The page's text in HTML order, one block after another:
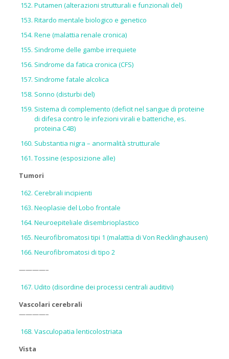
Putamen (alterazioni strutturali e funzionali del)
Ritardo mentale biologico e genetico
Rene (malattia renale cronica)
Sindrome delle gambe irrequiete
Sindrome da fatica cronica (CFS)
Sindrome fatale alcolica
Sonno (disturbi del)
Sistema di complemento (deficit nel sangue di proteine
di difesa contro le infezioni virali e batteriche, es.
proteina C4B)
Substantia nigra – anormalità strutturale
Tossine (esposizione alle)
Tumori
Cerebrali incipienti
Neoplasie del Lobo frontale
Neuroepiteliale disembrioplastico
Neurofibromatosi tipi 1 (malattia di Von Recklinghausen)
Neurofibromatosi di tipo 2
————–
Udito (disordine dei processi centrali auditivi)
Vascolari cerebrali
————–
Vasculopatia lenticolostriata
Vista